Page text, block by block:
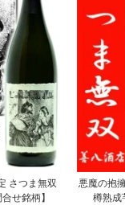
さつま無双
せ銘柄】
悪魔の抱
樽熟成